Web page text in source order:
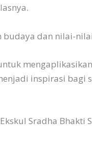
dan nilai-
inspirasi
Sradha Bhakti